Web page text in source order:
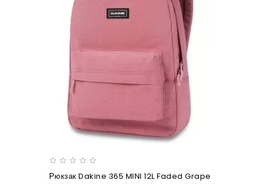
Рюкзак Dakine 365 MINI 12L Faded Grape